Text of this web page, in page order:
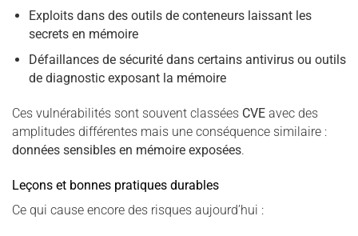
Exploits dans des outils de conteneurs laissant les
secrets en mémoire
Défaillances de sécurité dans certains antivirus ou outils
de diagnostic exposant la mémoire
Ces vulnérabilités sont souvent classées CVE avec des
amplitudes différentes mais une conséquence similaire :
données sensibles en mémoire exposées.
Leçons et bonnes pratiques durables
Ce qui cause encore des risques aujourd’hui :